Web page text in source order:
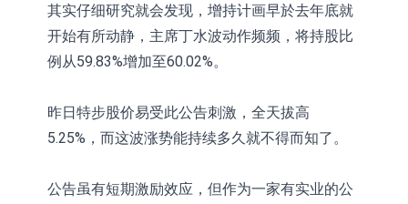
其实仔细研究就会发现，增持计画早於去年底就
开始有所动静，主席丁水波动作频频，将持股比
例从59.83%增加至60.02%。
昨日特步股价易受此公告刺激，全天拔高
5.25%，而这波涨势能持续多久就不得而知了。
公告虽有短期激励效应，但作为一家有实业的公